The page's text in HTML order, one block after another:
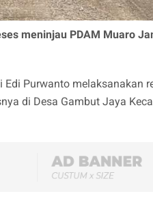
meninjau PDAM Muaro
Purwanto melaksanakan
di Desa Gambut Jaya